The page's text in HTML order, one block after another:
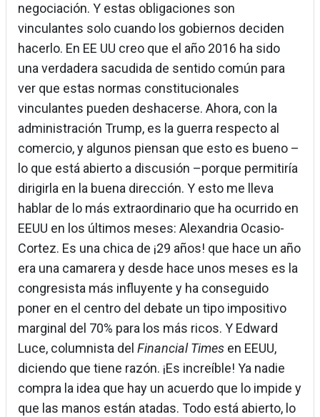
negociación. Y estas obligaciones son
vinculantes solo cuando los gobiernos deciden
hacerlo. En EE UU creo que el año 2016 ha sido
una verdadera sacudida de sentido común para
ver que estas normas constitucionales
vinculantes pueden deshacerse. Ahora, con la
administración Trump, es la guerra respecto al
comercio, y algunos piensan que esto es bueno –
lo que está abierto a discusión –porque permitiría
dirigirla en la buena dirección. Y esto me lleva
hablar de lo más extraordinario que ha ocurrido en
EEUU en los últimos meses: Alexandria Ocasio-
Cortez. Es una chica de ¡29 años! que hace un año
era una camarera y desde hace unos meses es la
congresista más influyente y ha conseguido
poner en el centro del debate un tipo impositivo
marginal del 70% para los más ricos. Y Edward
Luce, columnista del Financial Times en EEUU,
diciendo que tiene razón. ¡Es increíble! Ya nadie
compra la idea que hay un acuerdo que lo impide y
que las manos están atadas. Todo está abierto, lo